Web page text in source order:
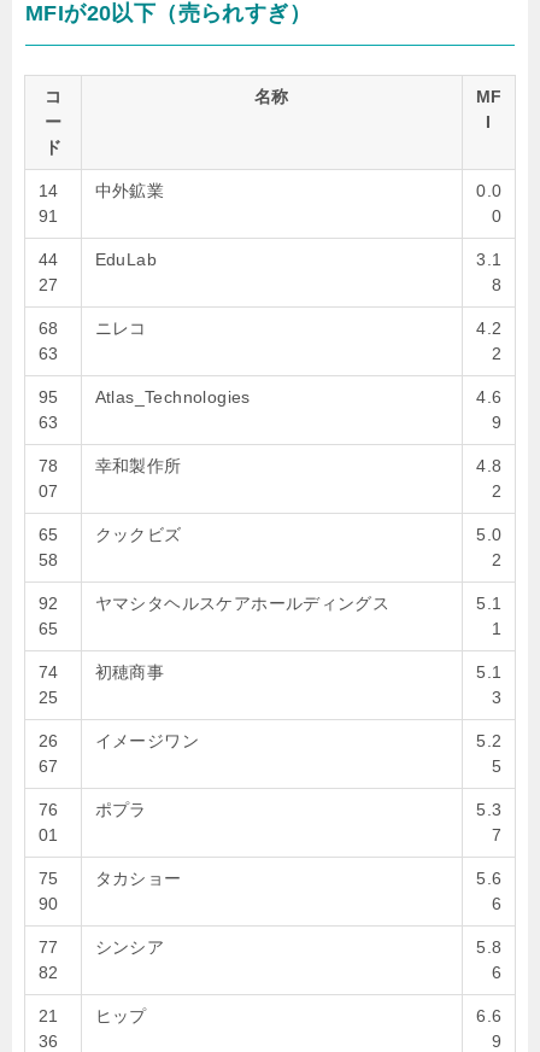
MFIが20以下（売られすぎ）
コ
ー
ド
名称
MF
I
14
91
中外鉱業
0.0
0
44
27
EduLab
3.1
8
68
63
ニレコ
4.2
2
95
63
Atlas_Technologies
4.6
9
78
07
幸和製作所
4.8
2
65
58
クックビズ
5.0
2
92
65
ヤマシタヘルスケアホールディングス
5.1
1
74
25
初穂商事
5.1
3
26
67
イメージワン
5.2
5
76
01
ポプラ
5.3
7
75
90
タカショー
5.6
6
77
82
シンシア
5.8
6
21
36
ヒップ
6.6
9